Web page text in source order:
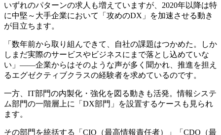
いずれのパターンの求人も増えていますが、2020年以降は特
に中堅～大手企業において「攻めのDX」を加速させる動き
が目立ちます。
「数年前から取り組んできて、自社の課題はつかめた。しか
しまだ実際のサービスやビジネスにまで落とし込めていな
い」――企業からはそのような声が多く聞かれ、推進を担え
るエグゼクティブクラスの経験者を求めているのです。
一方、IT部門の内製化・強化を図る動きも活発。情報システ
ム部門の一階層上に「DX部門」を設置するケースも見られ
ます。
その部門を統括する「CIO（最高情報責任者）」「CDO（最